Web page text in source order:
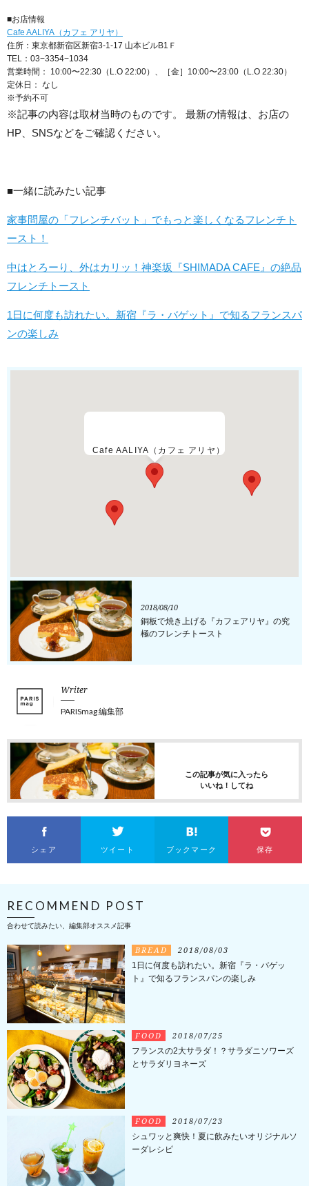
■お店情報
Cafe AALIYA（カフェ アリヤ）
住所：東京都新宿区新宿3-1-17 山本ビルB1Ｆ
TEL：03−3354−1034
営業時間： 10:00〜22:30（L.O 22:00）、［金］10:00〜23:00（L.O 22:30）
定休日： なし
※予約不可
※記事の内容は取材当時のものです。 最新の情報は、お店の
HP、SNSなどをご確認ください。
■一緒に読みたい記事
家事問屋の「フレンチバット」でもっと楽しくなるフレンチト
ースト！
中はとろーり、外はカリッ！神楽坂『SHIMADA CAFE』の絶品
フレンチトースト
1日に何度も訪れたい。新宿『ラ・バゲット』で知るフランスパ
ンの楽しみ
Cafe AALIYA（カフェ アリヤ）
2018/08/10
銅板で焼き上げる『カフェアリヤ』の究
極のフレンチトースト
Writer
PARISmag 編集部
この記事が気に入ったら
いいね！してね
シェア ツイート ブックマーク 保存
RECOMMEND POST
合わせて読みたい、編集部オススメ記事
BREAD 2018/08/03
1日に何度も訪れたい。新宿『ラ・バゲッ
ト』で知るフランスパンの楽しみ
FOOD 2018/07/25
フランスの2大サラダ！？サラダニソワーズ
とサラダリヨネーズ
FOOD 2018/07/23
シュワッと爽快！夏に飲みたいオリジナルソ
ーダレシピ